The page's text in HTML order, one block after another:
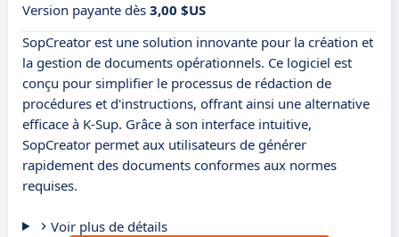
Version payante dès 3,00 $US
SopCreator est une solution innovante pour la création et
la gestion de documents opérationnels. Ce logiciel est
conçu pour simplifier le processus de rédaction de
procédures et d'instructions, offrant ainsi une alternative
efficace à K-Sup. Grâce à son interface intuitive,
SopCreator permet aux utilisateurs de générer
rapidement des documents conformes aux normes
requises.
Voir plus de détails